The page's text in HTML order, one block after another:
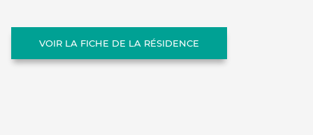
VOIR LA FICHE DE LA RÉSIDENCE